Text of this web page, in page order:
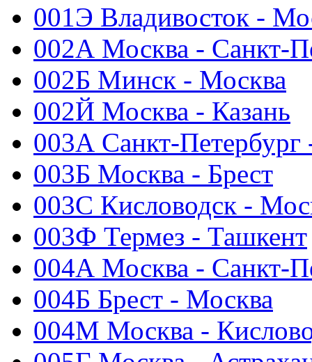
001Э Владивосток -
002А Москва - Санкт-
002Б Минск - Москва
002Й Москва - Казань
003А Санкт-Петербург
003Б Москва - Брест
003С Кисловодск -
003Ф Термез - Ташкент
004А Москва - Санкт-
004Б Брест - Москва
004М Москва -